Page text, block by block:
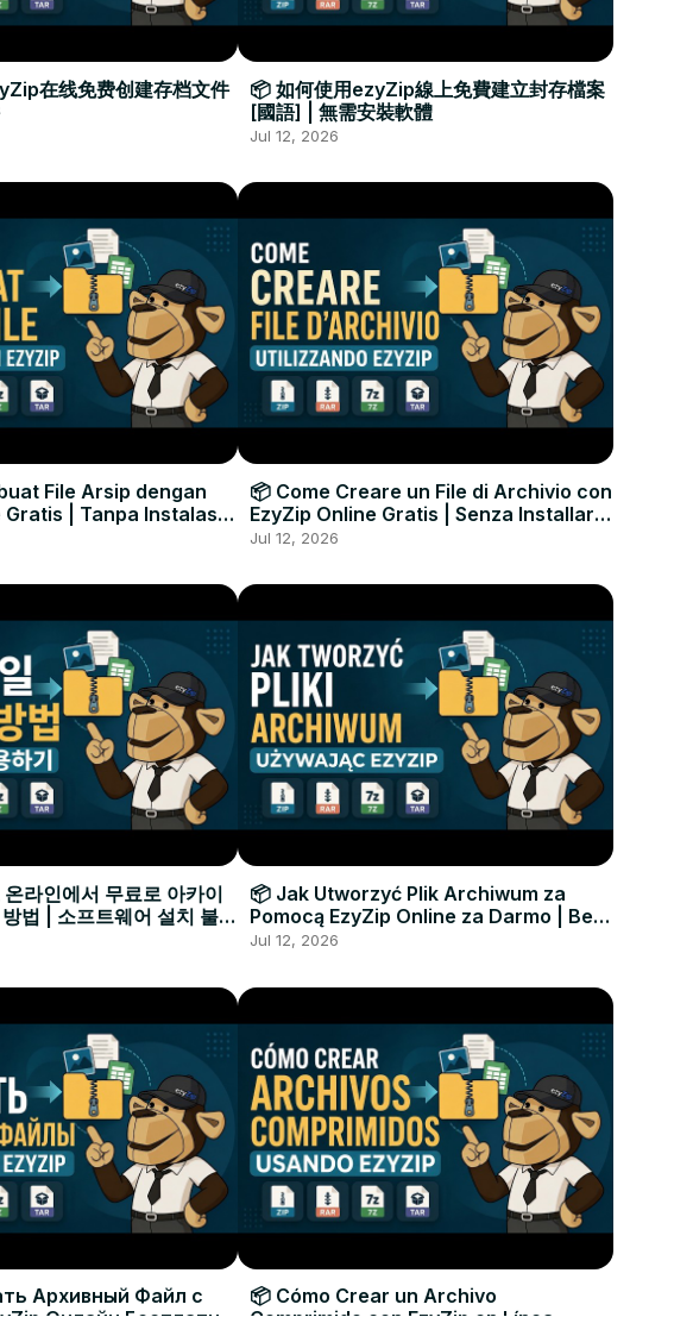
在线免费创建存档文件
📦 如何使用ezyZip線上免費建立封存檔案
[國語] | 無需安裝軟體
Jul 12, 2026
File Arsip dengan
Gratis | Tanpa Instalasi
📦 Come Creare un File di Archivio con
EzyZip Online Gratis | Senza Installare
Software
Jul 12, 2026
라인에서 무료로 아카이
법 | 소프트웨어 설치 불필
📦 Jak Utworzyć Plik Archiwum za
Pomocą EzyZip Online za Darmo | Bez
Instalacji Oprogramowania
Jul 12, 2026
Архивный Файл с
📦 Cómo Crear un Archivo